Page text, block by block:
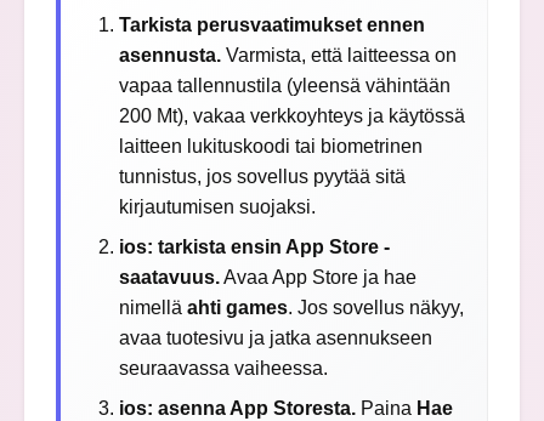
Tarkista perusvaatimukset ennen
asennusta. Varmista, että laitteessa on
vapaa tallennustila (yleensä vähintään
200 Mt), vakaa verkkoyhteys ja käytössä
laitteen lukituskoodi tai biometrinen
tunnistus, jos sovellus pyytää sitä
kirjautumisen suojaksi.
ios: tarkista ensin App Store -
saatavuus.Avaa App Store ja hae
nimelläahti games. Jos sovellus näkyy,
avaa tuotesivu ja jatka asennukseen
seuraavassa vaiheessa.
ios: asenna App Storesta. Paina Hae